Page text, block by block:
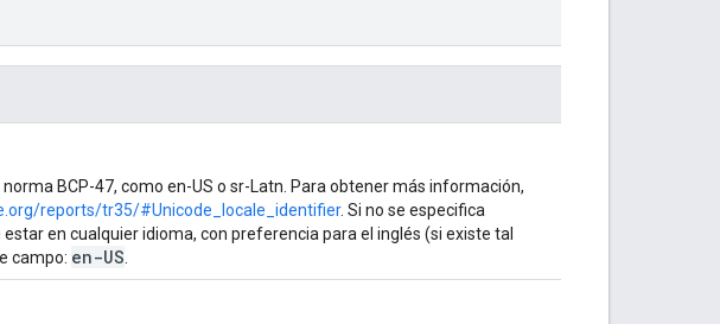
norma BCP-47, como en-US o sr-Latn. Para obtener más información,
reports/tr35/#Unicode_locale_identifier. Si no se especifica
en cualquier idioma, con preferencia para el inglés (si existe tal
campo: en-US